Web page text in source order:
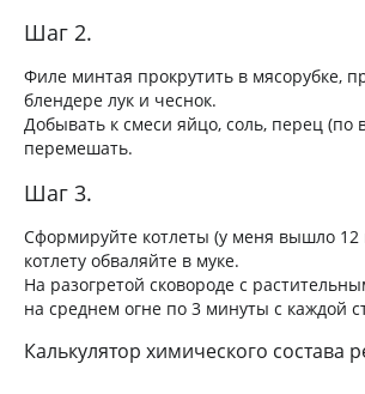
Шаг 2.
Филе минтая прокрутить в мясорубке,
блендере лук и чеснок.
Добывать к смеси яйцо, соль, перец (по
перемешать.
Шаг 3.
Сформируйте котлеты (у меня вышло 12
котлету обваляйте в муке.
На разогретой сковороде с
на среднем огне по 3 минуты с каждой
Калькулятор химического состава